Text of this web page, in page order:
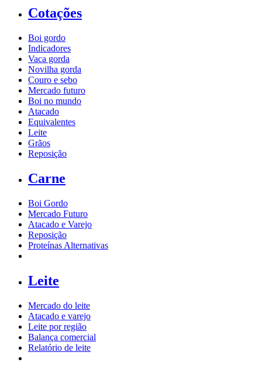
Cotações
Boi gordo
Indicadores
Vaca gorda
Novilha gorda
Couro e sebo
Mercado futuro
Boi no mundo
Atacado
Equivalentes
Leite
Grãos
Reposição
Carne
Boi Gordo
Mercado Futuro
Atacado e Varejo
Reposição
Proteínas Alternativas
Leite
Mercado do leite
Atacado e varejo
Leite por região
Balança comercial
Relatório de leite